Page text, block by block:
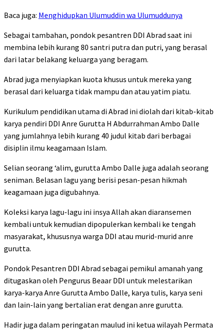
Baca juga: Menghidupkan Ulumuddin wa Ulumuddunya
Sebagai tambahan, pondok pesantren DDI Abrad saat ini
membina lebih kurang 80 santri putra dan putri, yang berasal
dari latar belakang keluarga yang beragam.
Abrad juga menyiapkan kuota khusus untuk mereka yang
berasal dari keluarga tidak mampu dan atau yatim piatu.
Kurikulum pendidikan utama di Abrad ini diolah dari kitab-kitab
karya pendiri DDI Anre Gurutta H Abdurrahman Ambo Dalle
yang jumlahnya lebih kurang 40 judul kitab dari berbagai
disiplin ilmu keagamaan Islam.
Selian seorang ‘alim, gurutta Ambo Dalle juga adalah seorang
seniman. Belasan lagu yang berisi pesan-pesan hikmah
keagamaan juga digubahnya.
Koleksi karya lagu-lagu ini insya Allah akan diaransemen
kembali untuk kemudian dipopulerkan kembali ke tengah
masyarakat, khususnya warga DDI atau murid-murid anre
gurutta.
Pondok Pesantren DDI Abrad sebagai pemikul amanah yang
ditugaskan oleh Pengurus Beaar DDI untuk melestarikan
karya-karya Anre Gurutta Ambo Dalle, karya tulis, karya seni
dan lain-lain yang bertalian erat dengan anre gurutta.
Hadir juga dalam peringatan maulud ini ketua wilayah Permata